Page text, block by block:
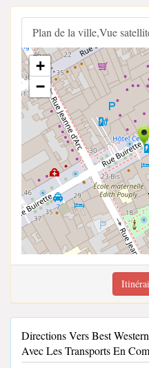
Plan de la ville,Vue
+
−
Directions Vers Best
Avec Les Transports En